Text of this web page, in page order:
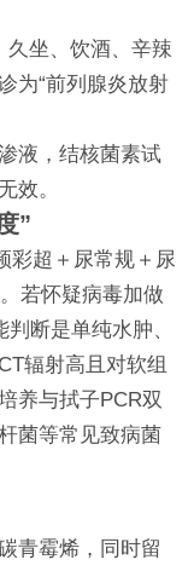
久坐、饮酒、辛辣
为“前列腺炎放射
液，结核菌素试
效。
”
彩超＋尿常规＋尿
若怀疑病毒加做
断是单纯水肿、
辐射高且对软组
养与拭子PCR双
菌等常见致病菌
青霉烯，同时留